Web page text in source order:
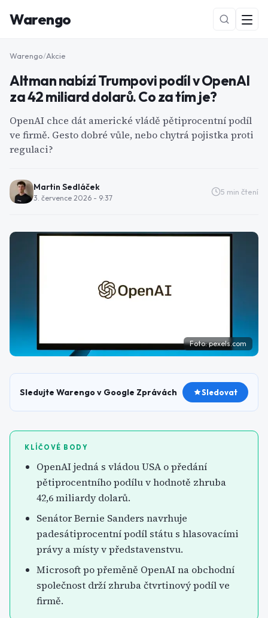
Warengo
Warengo/Akcie
Altman nabízí Trumpovi podíl v OpenAI
za 42 miliard dolarů. Co za tím je?
OpenAI chce dát americké vládě pětiprocentní podíl
ve firmě. Gesto dobré vůle, nebo chytrá pojistka proti
regulaci?
Martin Sedláček
3. července 2026 - 9:37
5 min čtení
Foto:pexels.com
Sledujte Warengo v Google Zprávách Sledovat
KLÍČOVÉ BODY
OpenAI jedná s vládou USA o předání
pětiprocentního podílu v hodnotě zhruba
42,6 miliardy dolarů.
Senátor Bernie Sanders navrhuje
padesátiprocentní podíl státu s hlasovacími
právy a místy v představenstvu.
Microsoft po přeměně OpenAI na obchodní
společnost drží zhruba čtvrtinový podíl ve
firmě.